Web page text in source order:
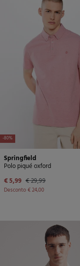
-80%
Springfield
Polo piqué oxford
€ 5,99 € 29,99
Desconto€ 24,00